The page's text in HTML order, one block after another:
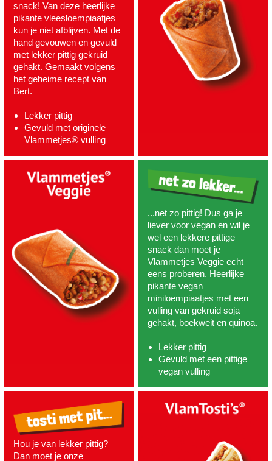
snack! Van deze heerlijke
pikante vleesloempiaatjes
kun je niet afblijven. Met de
hand gevouwen en gevuld
met lekker pittig gekruid
gehakt. Gemaakt volgens
het geheime recept van
Bert.
Lekker pittig
Gevuld met originele
Vlammetjes® vulling
...net zo pittig! Dus ga je
liever voor vegan en wil je
wel een lekkere pittige
snack dan moet je
Vlammetjes Veggie echt
eens proberen. Heerlijke
pikante vegan
miniloempiaatjes met een
vulling van gekruid soja
gehakt, boekweit en quinoa.
Lekker pittig
Gevuld met een pittige
vegan vulling
Hou je van lekker pittig?
Dan moet je onze